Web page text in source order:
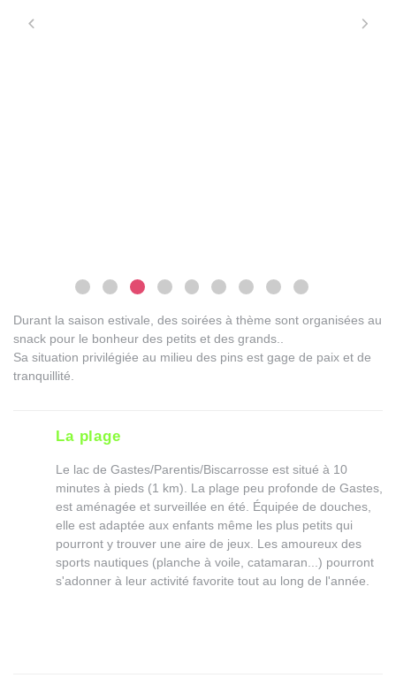
Durant la saison estivale, des soirées à thème sont organisées au
snack pour le bonheur des petits et des grands..
Sa situation privilégiée au milieu des pins est gage de paix et de
tranquillité.
La plage
Le lac de Gastes/Parentis/Biscarrosse est situé à 10
minutes à pieds (1 km). La plage peu profonde de Gastes,
est aménagée et surveillée en été. Équipée de douches,
elle est adaptée aux enfants même les plus petits qui
pourront y trouver une aire de jeux. Les amoureux des
sports nautiques (planche à voile, catamaran...) pourront
s'adonner à leur activité favorite tout au long de l'année.